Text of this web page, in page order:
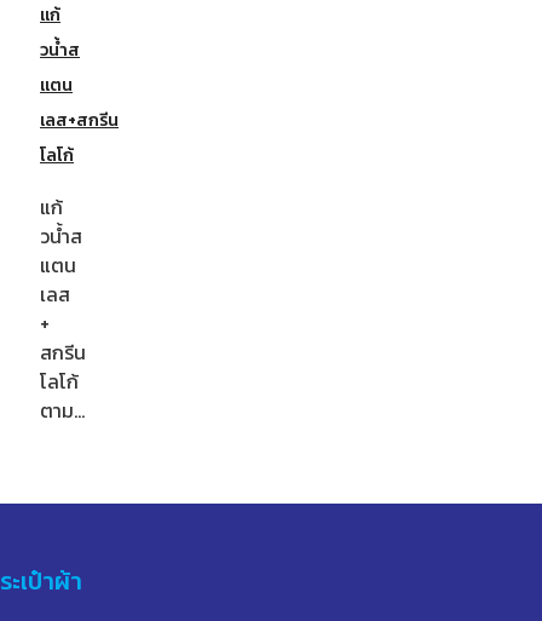
แก้
วน้ำส
แตน
เลส+สกรีน
โลโก้
แก้
วน้ำส
แตน
เลส
+
สกรีน
โลโก้
ตาม…
ะเป๋าผ้า